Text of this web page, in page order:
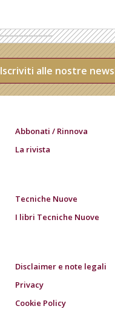
Iscriviti alle nostre
Abbonati / Rinnova
La rivista
Tecniche Nuove
I libri Tecniche Nuove
Disclaimer e note legali
Privacy
Cookie Policy